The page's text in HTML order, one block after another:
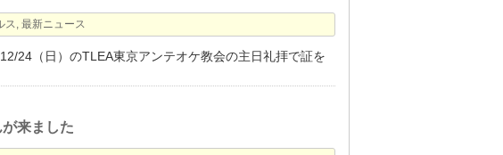
ス 最新ニュース
24（日）のTLEA東京アンテオケ教会の主日礼拝で証を
来ました